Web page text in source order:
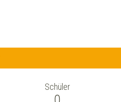
Schüler